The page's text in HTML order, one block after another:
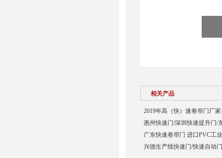
相关产品
2019年高（快）速卷帘门厂
惠州快速门/深圳快速提升门/
广东快速卷帘门 进口PVC工
兴德生产线快速门/快速自动